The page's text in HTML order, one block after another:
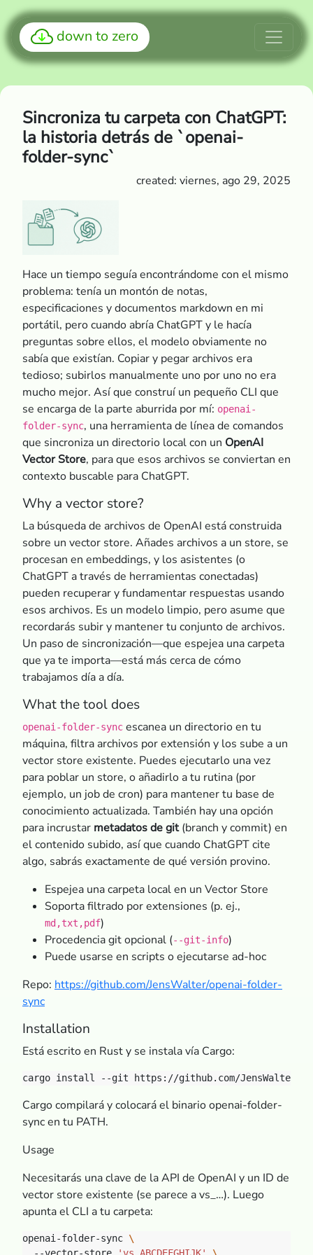
down to zero
Sincroniza tu carpeta con ChatGPT:
la historia detrás de `openai-
folder-sync`
created: viernes, ago 29, 2025
Hace un tiempo seguía encontrándome con el mismo
problema: tenía un montón de notas,
especificaciones y documentos markdown en mi
portátil, pero cuando abría ChatGPT y le hacía
preguntas sobre ellos, el modelo obviamente no
sabía que existían. Copiar y pegar archivos era
tedioso; subirlos manualmente uno por uno no era
mucho mejor. Así que construí un pequeño CLI que
se encarga de la parte aburrida por mí: openai-
folder-sync, una herramienta de línea de comandos
que sincroniza un directorio local con un OpenAI
Vector Store, para que esos archivos se conviertan en
contexto buscable para ChatGPT.
Why a vector store?
La búsqueda de archivos de OpenAI está construida
sobre un vector store. Añades archivos a un store, se
procesan en embeddings, y los asistentes (o
ChatGPT a través de herramientas conectadas)
pueden recuperar y fundamentar respuestas usando
esos archivos. Es un modelo limpio, pero asume que
recordarás subir y mantener tu conjunto de archivos.
Un paso de sincronización—que espejea una carpeta
que ya te importa—está más cerca de cómo
trabajamos día a día.
What the tool does
openai-folder-sync escanea un directorio en tu
máquina, filtra archivos por extensión y los sube a un
vector store existente. Puedes ejecutarlo una vez
para poblar un store, o añadirlo a tu rutina (por
ejemplo, un job de cron) para mantener tu base de
conocimiento actualizada. También hay una opción
para incrustar metadatos de git(branch y commit) en
el contenido subido, así que cuando ChatGPT cite
algo, sabrás exactamente de qué versión provino.
Espejea una carpeta local en un Vector Store
Soporta filtrado por extensiones (p. ej.,
md,txt,pdf)
Procedencia git opcional (--git-info)
Puede usarse en scripts o ejecutarse ad-hoc
Repo: https://github.com/JensWalter/openai-folder-
sync
Installation
Está escrito en Rust y se instala vía Cargo:
Cargo compilará y colocará el binario openai-folder-
sync en tu PATH.
Usage
Necesitarás una clave de la API de OpenAI y un ID de
vector store existente (se parece a vs_…). Luego
apunta el CLI a tu carpeta:
openai-folder-sync
  --vector-store
'vs_ABCDEFGHIJK'